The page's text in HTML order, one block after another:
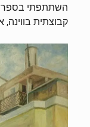
השתתפתי בספר
קבוצתית בווינה,